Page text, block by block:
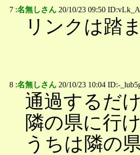
7 :名無しさん 20/10/23 09:50
リンクは踏
8 :名無しさん 20/10/23 10:04 ID:-
通過するだ
隣の県に行
うちは隣の